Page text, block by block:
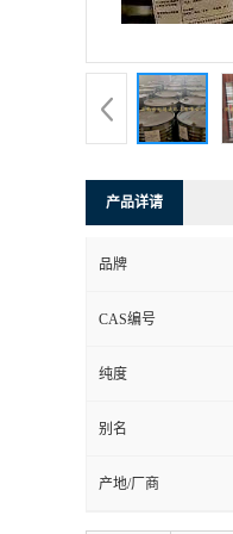
产品详请
品牌
CAS编号
纯度
别名
产地/厂商